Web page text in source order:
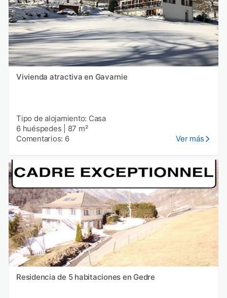
Vivienda atractiva en Gavarnie
Tipo de alojamiento: Casa
6 huéspedes
87 m²
Comentarios: 6
Ver más
Residencia de 5 habitaciones en Gedre